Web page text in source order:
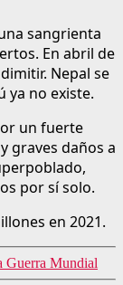
sangrienta
En abril de
Nepal se
ya no existe.
un fuerte
graves daños a
por sí solo.
en 2021.
Guerra Mundial